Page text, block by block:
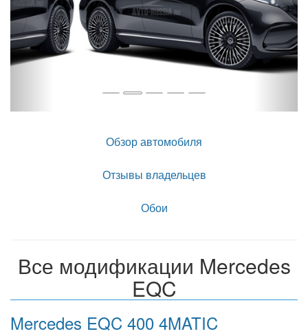
Обзор автомобиля
Отзывы владельцев
Обои
Все модификации Mercedes
EQC
Mercedes EQC 400 4MATIC